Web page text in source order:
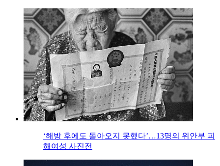
‘해방 후에도 돌아오지 못했다’…13명의 위안부 피
해여성 사진전